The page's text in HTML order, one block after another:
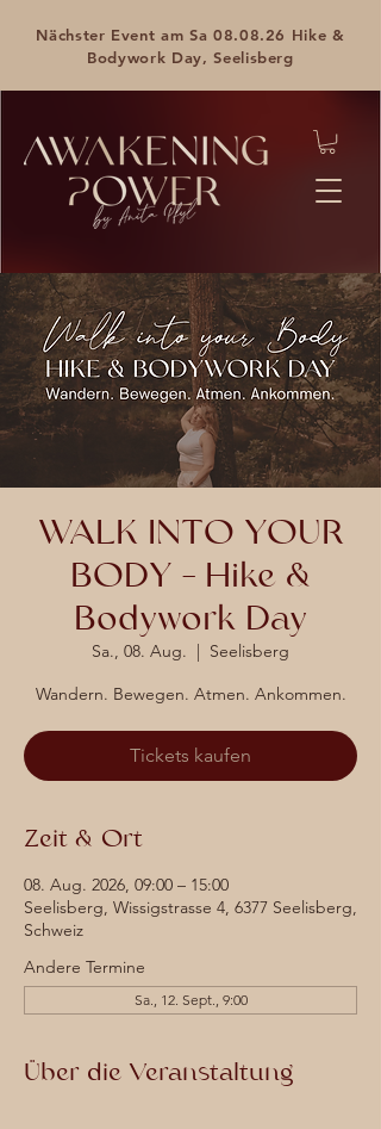
Nächster Event am Sa 08.08.26 Hike &
Bodywork Day, Seelisberg
WALK INTO YOUR
BODY – Hike &
Bodywork Day
Sa., 08. Aug.
  |
Seelisberg
Wandern. Bewegen. Atmen. Ankommen.
Tickets kaufen
Zeit & Ort
08. Aug. 2026, 09:00 – 15:00
Seelisberg, Wissigstrasse 4, 6377 Seelisberg,
Schweiz
Andere Termine
Sa., 12. Sept., 9:00
Über die Veranstaltung